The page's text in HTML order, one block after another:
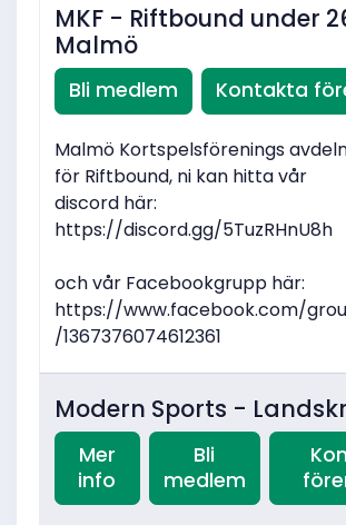
MKF - Riftbound under
Malmö
Bli medlem Kontakta
Malmö Kortspelsförenings
för Riftbound, ni kan hitta vår
discord här:
https://discord.gg/5TuzRHnU8h
och vår Facebookgrupp här:
https://www.facebook.com/
/1367376074612361
Modern Sports -
Mer
info
Bli
medlem